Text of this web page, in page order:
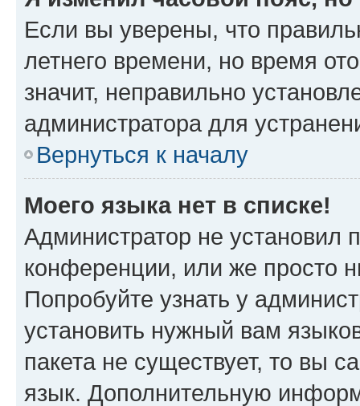
Если вы уверены, что
летнего времени, но время
значит, неправильно
администратора для
Вернуться к началу
Моего языка нет в списке!
Администратор не установил
конференции, или же просто
Попробуйте узнать у
установить нужный вам
пакета не существует, то вы
язык. Дополнительную